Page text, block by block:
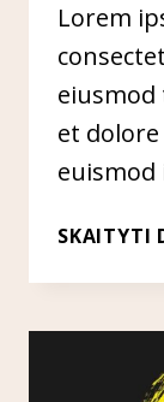
Lorem
et
SKAITYTI